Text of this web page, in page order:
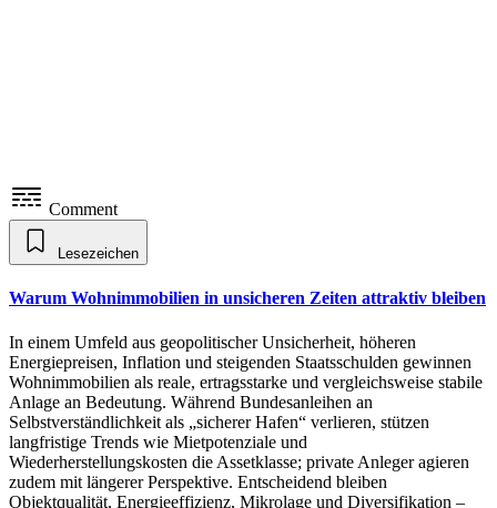
Comment
Lesezeichen
Warum Wohnimmobilien in unsicheren Zeiten attraktiv bleiben
In einem Umfeld aus geopolitischer Unsicherheit, höheren
Energiepreisen, Inflation und steigenden Staatsschulden gewinnen
Wohnimmobilien als reale, ertragsstarke und vergleichsweise stabile
Anlage an Bedeutung. Während Bundesanleihen an
Selbstverständlichkeit als „sicherer Hafen“ verlieren, stützen
langfristige Trends wie Mietpotenziale und
Wiederherstellungskosten die Assetklasse; private Anleger agieren
zudem mit längerer Perspektive. Entscheidend bleiben
Objektqualität, Energieeffizienz, Mikrolage und Diversifikation –